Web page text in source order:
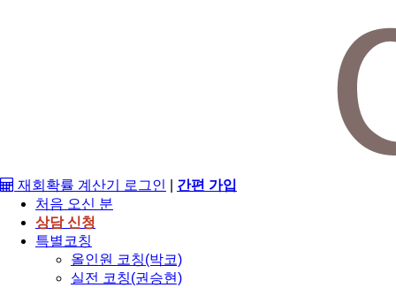
재회확률 계산기 로그인
간편 가입
처음 오신 분
상담 신청
특별코칭
올인원 코칭(박코)
실전 코칭(권승현)